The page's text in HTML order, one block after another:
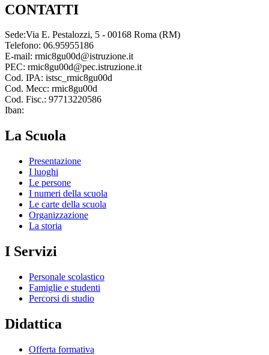
CONTATTI
Sede:Via E. Pestalozzi, 5 - 00168 Roma (RM)
Telefono: 06.95955186
E-mail: rmic8gu00d@istruzione.it
PEC: rmic8gu00d@pec.istruzione.it
Cod. IPA: istsc_rmic8gu00d
Cod. Mecc: rmic8gu00d
Cod. Fisc.: 97713220586
Iban:
La Scuola
Presentazione
I luoghi
Le persone
I numeri della scuola
Le carte della scuola
Organizzazione
La storia
I Servizi
Personale scolastico
Famiglie e studenti
Percorsi di studio
Didattica
Offerta formativa